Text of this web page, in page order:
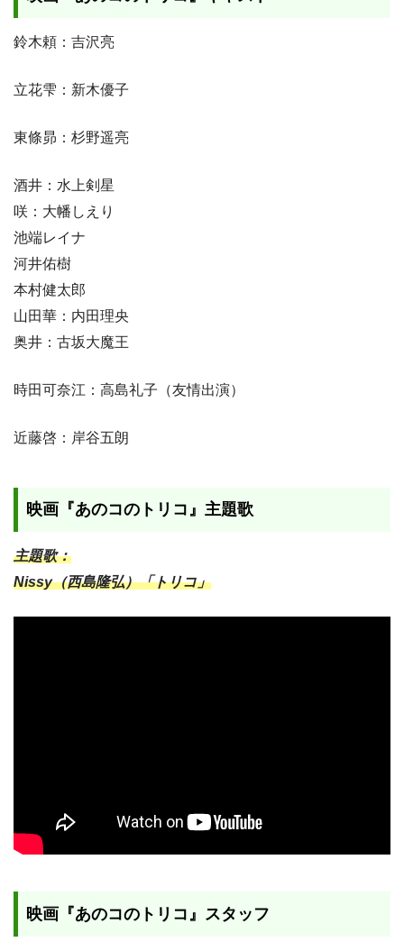
鈴木頼：吉沢亮
立花雫：新木優子
東條昴：杉野遥亮
酒井：水上剣星
咲：大幡しえり
池端レイナ
河井佑樹
本村健太郎
山田華：内田理央
奥井：古坂大魔王
時田可奈江：高島礼子（友情出演）
近藤啓：岸谷五朗
映画『あのコのトリコ』主題歌
主題歌：
Nissy（西島隆弘）「トリコ」
映画『あのコのトリコ』スタッフ